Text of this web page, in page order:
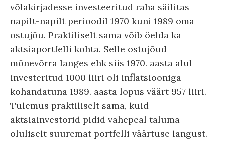
võlakirjadesse investeeritud raha säilitas
napilt-napilt perioodil 1970 kuni 1989 oma
ostujõu. Praktiliselt sama võib öelda ka
aktsiaportfelli kohta. Selle ostujõud
mõnevõrra langes ehk siis 1970. aasta alul
investeritud 1000 liiri oli inflatsiooniga
kohandatuna 1989. aasta lõpus väärt 957 liiri.
Tulemus praktiliselt sama, kuid
aktsiainvestorid pidid vahepeal taluma
oluliselt suuremat portfelli väärtuse langust.